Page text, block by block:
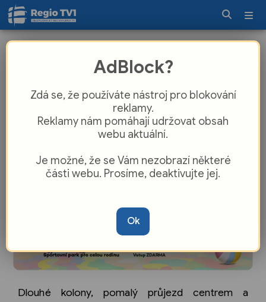
Obchvat má přinést úlevu i
Dlouhé kolony, pomalý průjezd centrem a
AdBlock?
Zdá se, že používáte nástroj pro blokování
reklamy.
Reklamy nám pomáhají udržovat obsah
webu aktuální.
Je možné, že se Vám nezobrazí některé
části webu. Prosíme, deaktivujte jej.
Ok